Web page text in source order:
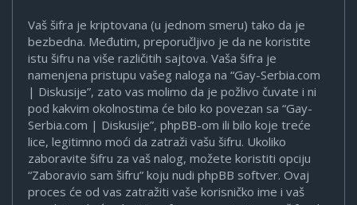
Vaš šifra je kriptovana (u jednom smeru) tako da je
bezbedna. Međutim, preporučljivo je da ne koristite
istu šifru na više različitih sajtova. Vaša šifra je
namenjena pristupu vašeg naloga na “Gay-Serbia.com
| Diskusije”, zato vas molimo da je požlivo čuvate i ni
pod kakvim okolnostima će bilo ko povezan sa “Gay-
Serbia.com | Diskusije”, phpBB-om ili bilo koje treće
lice, legitimno moći da zatraži vašu šifru. Ukoliko
zaboravite šifru za vaš nalog, možete koristiti opciju
“Zaboravio sam šifru” koju nudi phpBB softver. Ovaj
proces će od vas zatražiti vaše korisničko ime i vaš